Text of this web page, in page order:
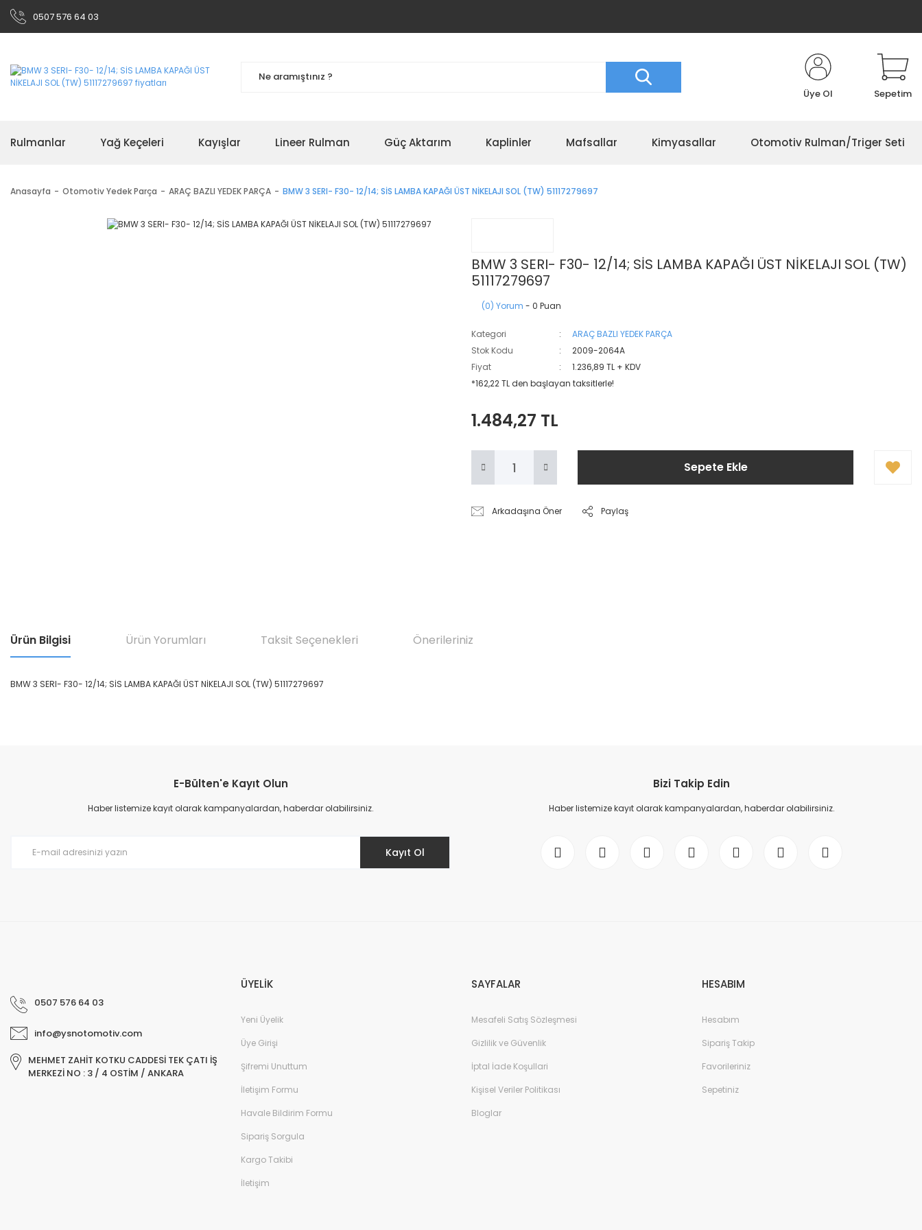
0507 576 64 03
Üye Ol Sepetim
Rulmanlar Yağ Keçeleri Kayışlar Lineer Rulman Güç Aktarım Kaplinler Mafsallar Kimyasallar Otomotiv Rulman/Triger Seti
Anasayfa Otomotiv Yedek Parça ARAÇ BAZLI YEDEK PARÇA BMW 3 SERI- F30- 12/14; SİS LAMBA KAPAĞI ÜST NİKELAJI SOL (TW) 51117279697
BMW 3 SERI- F30- 12/14; SİS LAMBA KAPAĞI ÜST NİKELAJI SOL (TW)
51117279697
(0) Yorum - 0 Puan
Kategori
ARAÇ BAZLI YEDEK PARÇA
Stok Kodu
2009-2064A
Fiyat
1.236,89 TL + KDV
*162,22 TL den başlayan taksitlerle!
1.484,27 TL
Sepete Ekle
Arkadaşına Öner Paylaş
Ürün Bilgisi Ürün Yorumları Taksit Seçenekleri Önerileriniz
BMW 3 SERI- F30- 12/14; SİS LAMBA KAPAĞI ÜST NİKELAJI SOL (TW) 51117279697
Ürün resmi kalitesiz, bozuk veya görüntülenemiyor.
Ürün açıklamasında eksik bilgiler bulunuyor.
E-Bülten'e Kayıt Olun
Haber listemize kayıt olarak kampanyalardan, haberdar olabilirsiniz.
Kayıt Ol
Bizi Takip Edin
Haber listemize kayıt olarak kampanyalardan, haberdar olabilirsiniz.
0507 576 64 03
info@ysnotomotiv.com
MEHMET ZAHİT KOTKU CADDESİ TEK ÇATI İŞ
MERKEZİ NO : 3 / 4 OSTİM / ANKARA
ÜYELİK
Yeni Üyelik
Üye Girişi
Şifremi Unuttum
İletişim Formu
Havale Bildirim Formu
Sipariş Sorgula
Kargo Takibi
İletişim
SAYFALAR
Mesafeli Satış Sözleşmesi
Gizlilik ve Güvenlik
İptal İade Koşullari
Kişisel Veriler Politikası
Bloglar
HESABIM
Hesabım
Sipariş Takip
Favorileriniz
Sepetiniz